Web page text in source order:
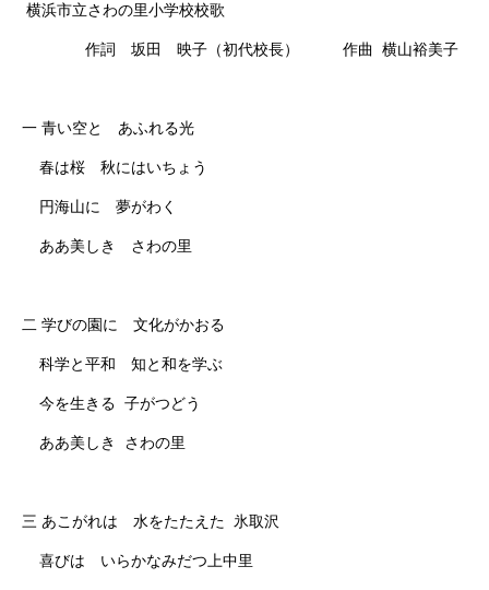
横浜市立さわの里小学校校歌
作詞 坂田 映子（初代校長） 作曲 横山裕美子
一 青い空と あふれる光
春は桜 秋にはいちょう
円海山に 夢がわく
ああ美しき さわの里
二 学びの園に 文化がかおる
科学と平和 知と和を学ぶ
今を生きる 子がつどう
ああ美しき さわの里
三 あこがれは 水をたたえた 氷取沢
喜びは いらかなみだつ上中里